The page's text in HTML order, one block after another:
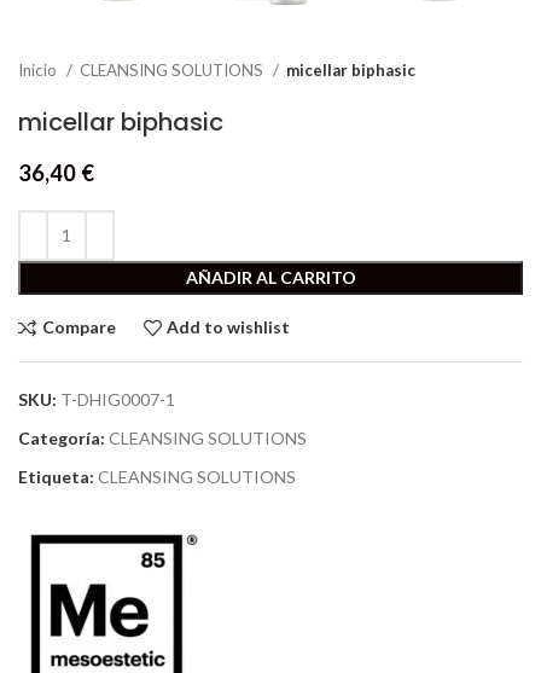
Inicio CLEANSING SOLUTIONS micellar biphasic
micellar biphasic
36,40 €
AÑADIR AL CARRITO
Compare Add to wishlist
SKU: T-DHIG0007-1
Categoría: CLEANSING SOLUTIONS
Etiqueta: CLEANSING SOLUTIONS